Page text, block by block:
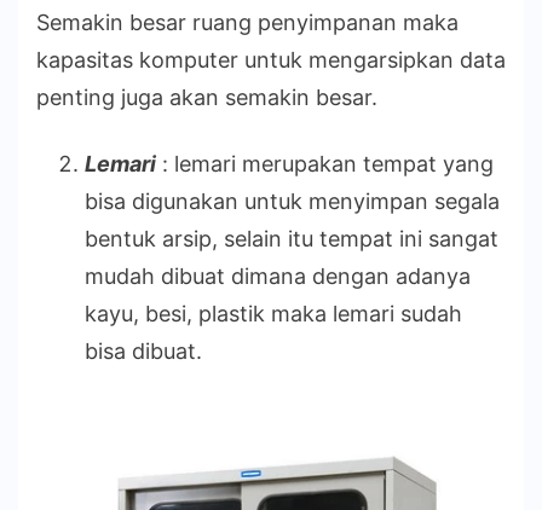
Semakin besar ruang penyimpanan maka
kapasitas komputer untuk mengarsipkan data
penting juga akan semakin besar.
Lemari : lemari merupakan tempat yang
bisa digunakan untuk menyimpan segala
bentuk arsip, selain itu tempat ini sangat
mudah dibuat dimana dengan adanya
kayu, besi, plastik maka lemari sudah
bisa dibuat.